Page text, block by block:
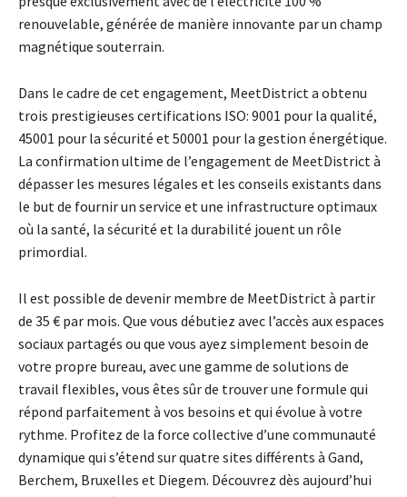
renouvelable, générée de manière innovante par un champ
magnétique souterrain.
Dans le cadre de cet engagement, MeetDistrict a obtenu
trois prestigieuses certifications ISO: 9001 pour la qualité,
45001 pour la sécurité et 50001 pour la gestion énergétique.
La confirmation ultime de l’engagement de MeetDistrict à
dépasser les mesures légales et les conseils existants dans
le but de fournir un service et une infrastructure optimaux
où la santé, la sécurité et la durabilité jouent un rôle
primordial.
Il est possible de devenir membre de MeetDistrict à partir
de 35 € par mois. Que vous débutiez avec l’accès aux espaces
sociaux partagés ou que vous ayez simplement besoin de
votre propre bureau, avec une gamme de solutions de
travail flexibles, vous êtes sûr de trouver une formule qui
répond parfaitement à vos besoins et qui évolue à votre
rythme. Profitez de la force collective d’une communauté
dynamique qui s’étend sur quatre sites différents à Gand,
Berchem, Bruxelles et Diegem. Découvrez dès aujourd’hui